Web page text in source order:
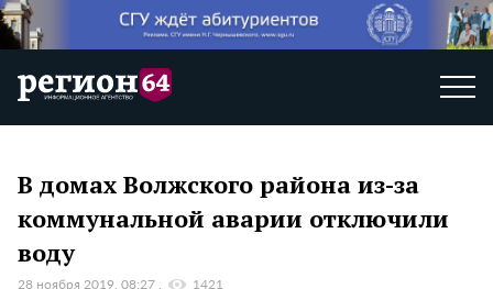
В домах Волжского района из-за
коммунальной аварии отключили
воду
28 ноября 2019, 08:27 1421